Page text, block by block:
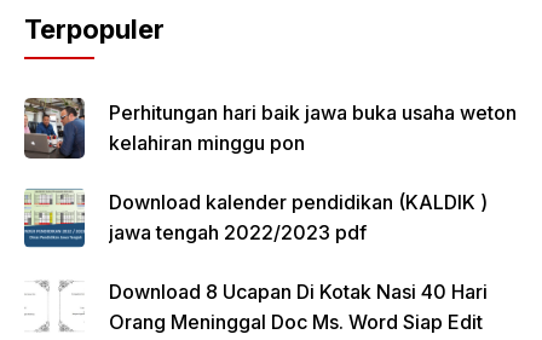
Terpopuler
Perhitungan hari baik jawa buka usaha weton
kelahiran minggu pon
Download kalender pendidikan (KALDIK )
jawa tengah 2022/2023 pdf
Download 8 Ucapan Di Kotak Nasi 40 Hari
Orang Meninggal Doc Ms. Word Siap Edit